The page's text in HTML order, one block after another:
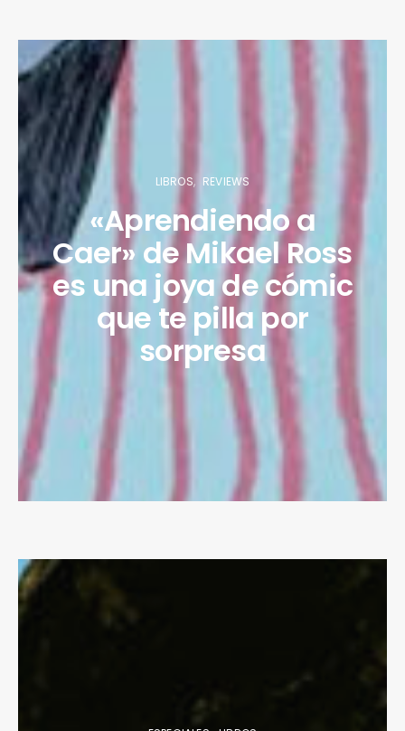
LIBROS REVIEWS
«Aprendiendo a
Caer» de Mikael Ross
es una joya de cómic
que te pilla por
sorpresa